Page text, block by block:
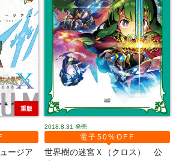
重版
ージア
2018.8.31 発売
電子50%OFF
世界樹の迷宮Ｘ（クロス） 公